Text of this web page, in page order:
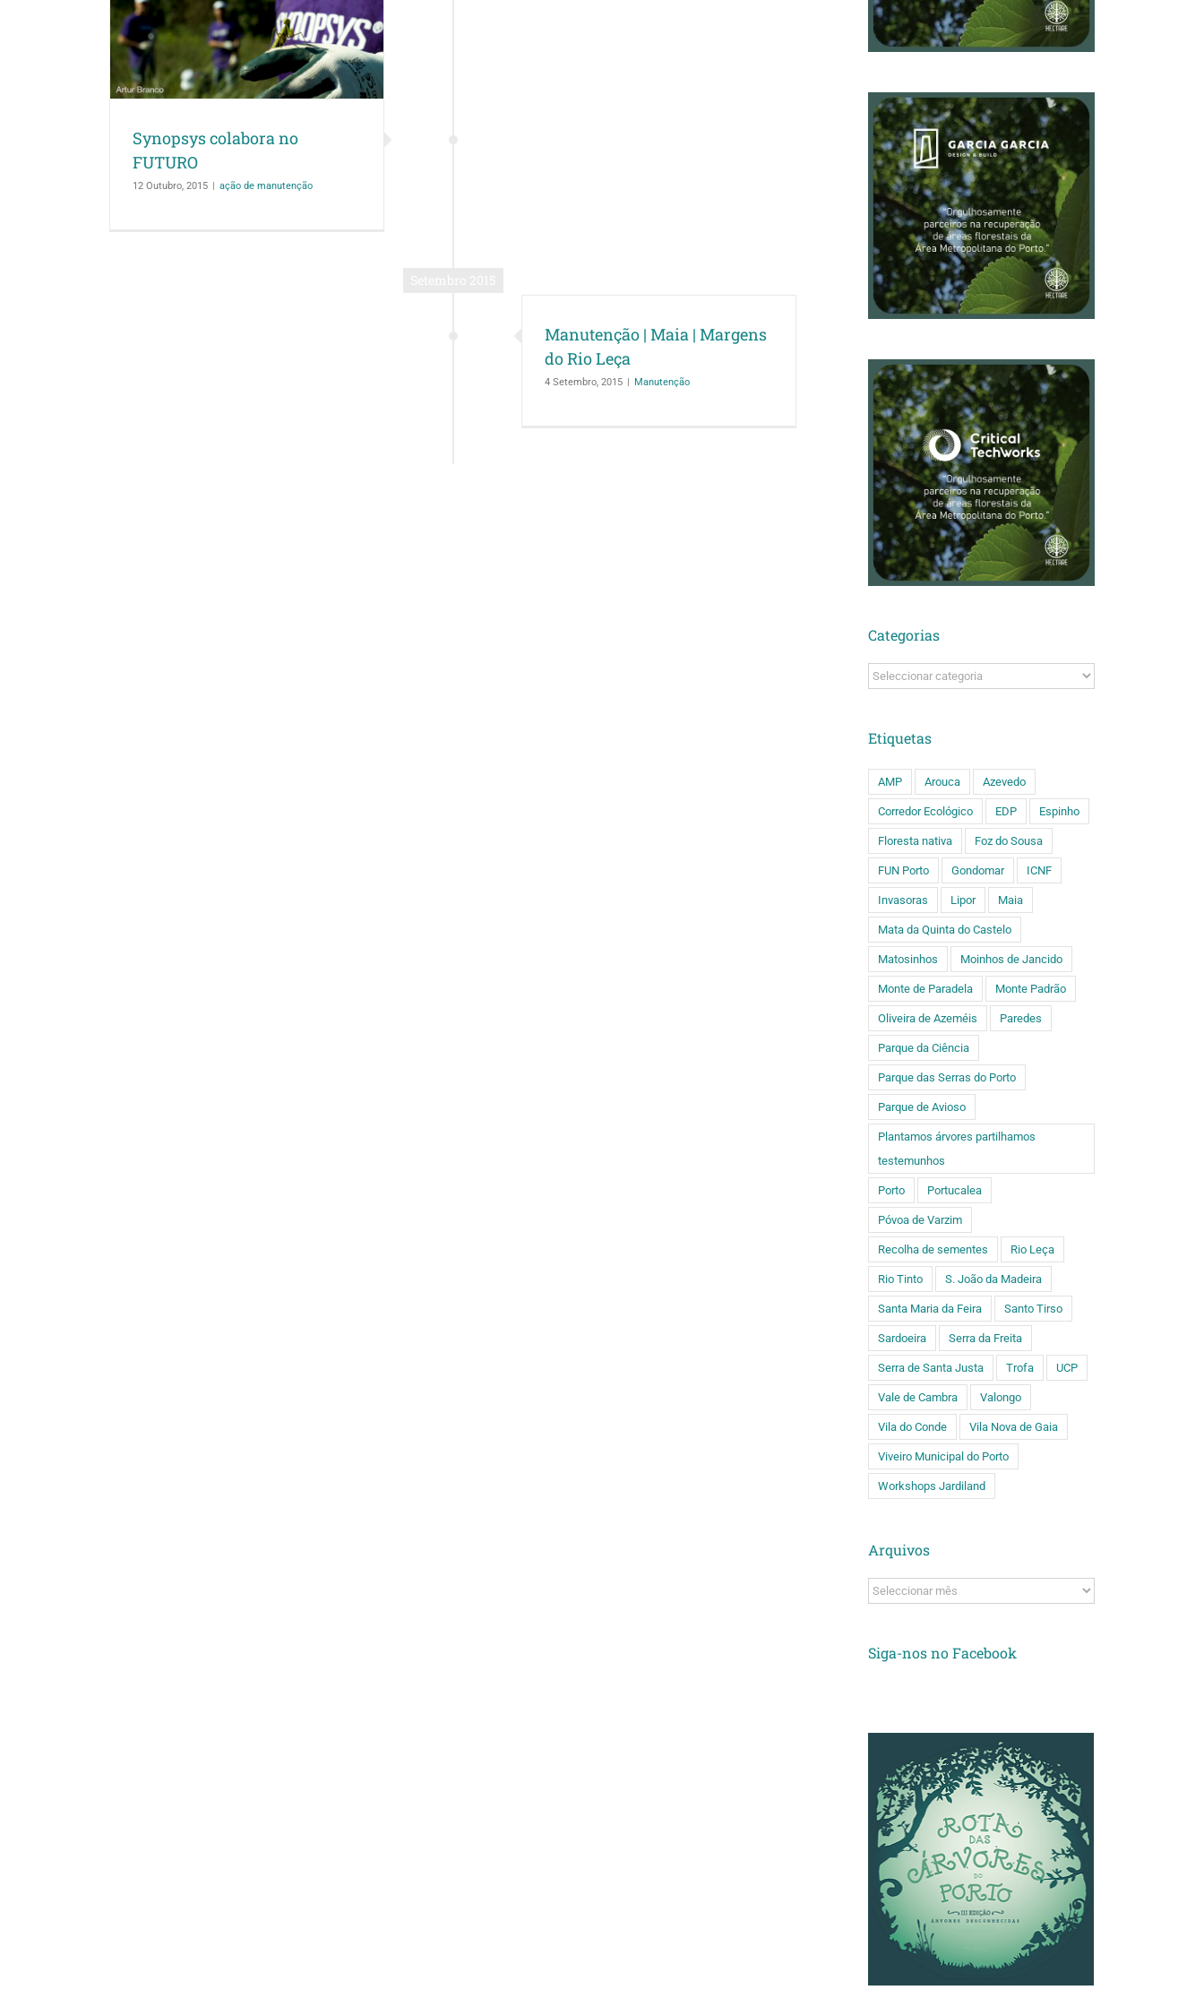
Synopsys colabora no
FUTURO
12 Outubro, 2015 ação de manutenção
Manutenção | Maia | Margens
do Rio Leça
4 Setembro, 2015 | Manutenção
Categorias
Categorias
Etiquetas
AMP Arouca Azevedo
Corredor Ecológico EDP Espinho
Floresta nativa Foz do Sousa
FUN Porto Gondomar ICNF
Invasoras Lipor Maia
Mata da Quinta do Castelo
Matosinhos Moinhos de Jancido
Monte de Paradela Monte Padrão
Oliveira de Azeméis Paredes
Parque da Ciência
Parque das Serras do Porto
Parque de Avioso
Plantamos árvores partilhamos
testemunhos
Porto Portucalea
Póvoa de Varzim
Recolha de sementes Rio Leça
Rio Tinto S. João da Madeira
Santa Maria da Feira Santo Tirso
Sardoeira Serra da Freita
Serra de Santa Justa Trofa UCP
Vale de Cambra Valongo
Vila do Conde Vila Nova de Gaia
Viveiro Municipal do Porto
Workshops Jardiland
Arquivos
Arquivos
Siga-nos no Facebook